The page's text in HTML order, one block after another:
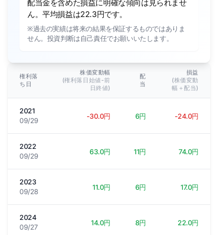
配当金を含めた損益に明確な傾向は見られませ
ん。平均損益は22.3円です。
※過去の実績は将来の結果を保証するものではありま
せん。投資判断は自己責任でお願いいたします。
権利落
ち日
株価変動幅
(権利落日始値-前
日終値)
配
当
損益
(株価変動
幅＋配当)
2021
09/29
-30.0円 6円 -24.0円
2022
09/29
63.0円 11円 74.0円
2023
09/28
11.0円 6円 17.0円
2024
09/27
14.0円 8円 22.0円